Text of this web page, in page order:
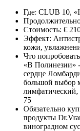
Где: CLUB 10,
Стоимость: €
Эффект:
кожи,
Что
«В Полинезии»
сердце
большой выбор
лимфатический,
75
Обязательно
продукты
виноградном